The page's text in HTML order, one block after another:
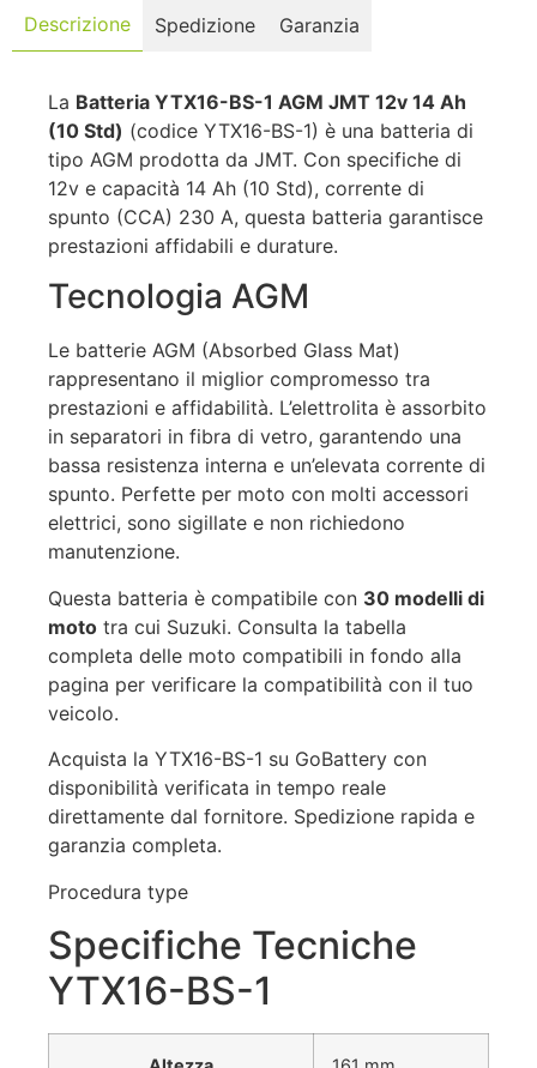
Descrizione Spedizione Garanzia
La Batteria YTX16-BS-1 AGM JMT 12v 14 Ah
(10 Std) (codice YTX16-BS-1) è una batteria di
tipo AGM prodotta da JMT. Con specifiche di
12v e capacità 14 Ah (10 Std), corrente di
spunto (CCA) 230 A, questa batteria garantisce
prestazioni affidabili e durature.
Tecnologia AGM
Le batterie AGM (Absorbed Glass Mat)
rappresentano il miglior compromesso tra
prestazioni e affidabilità. L’elettrolita è assorbito
in separatori in fibra di vetro, garantendo una
bassa resistenza interna e un’elevata corrente di
spunto. Perfette per moto con molti accessori
elettrici, sono sigillate e non richiedono
manutenzione.
Questa batteria è compatibile con 30 modelli di
moto tra cui Suzuki. Consulta la tabella
completa delle moto compatibili in fondo alla
pagina per verificare la compatibilità con il tuo
veicolo.
Acquista la YTX16-BS-1 su GoBattery con
disponibilità verificata in tempo reale
direttamente dal fornitore. Spedizione rapida e
garanzia completa.
Procedura type
Specifiche Tecniche
YTX16-BS-1